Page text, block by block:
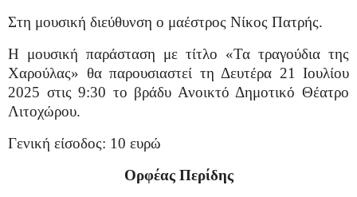
Στη μουσική διεύθυνση ο μαέστρος Νίκος Πατρής.
Η μουσική παράσταση με τίτλο «Τα τραγούδια της
Χαρούλας» θα παρουσιαστεί τη Δευτέρα 21 Ιουλίου
2025 στις 9:30 το βράδυ Ανοικτό Δημοτικό Θέατρο
Λιτοχώρου.
Γενική είσοδος: 10 ευρώ
Ορφέας Περίδης